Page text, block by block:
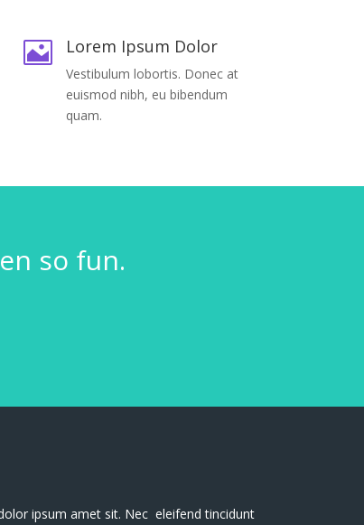
 Lorem Ipsum Dolor
Vestibulum lobortis. Donec at
euismod nibh, eu bibendum
quam.
so fun.
ipsum amet sit. Nec eleifend tincidunt